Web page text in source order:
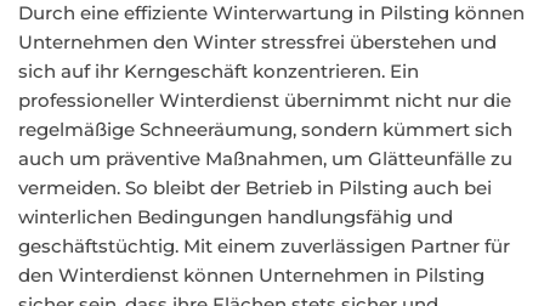
Durch eine effiziente Winterwartung in Pilsting können
Unternehmen den Winter stressfrei überstehen und
sich auf ihr Kerngeschäft konzentrieren. Ein
professioneller Winterdienst übernimmt nicht nur die
regelmäßige Schneeräumung, sondern kümmert sich
auch um präventive Maßnahmen, um Glätteunfälle zu
vermeiden. So bleibt der Betrieb in Pilsting auch bei
winterlichen Bedingungen handlungsfähig und
geschäftstüchtig. Mit einem zuverlässigen Partner für
den Winterdienst können Unternehmen in Pilsting